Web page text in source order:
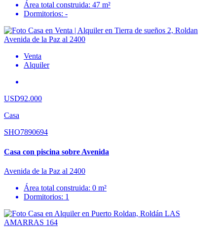
Área total construida: 47 m²
Dormitorios: -
Venta
Alquiler
USD92.000
Casa
SHO7890694
Casa con piscina sobre Avenida
Avenida de la Paz al 2400
Área total construida: 0 m²
Dormitorios: 1